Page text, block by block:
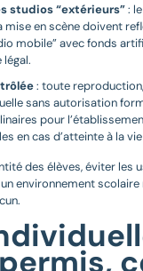
studios “extérieurs”:
en scène doivent
mobile” avec fonds
légal.
: toute
sans autorisation
pour
en cas d’atteinte à la
des élèves, éviter les
environnement scolaire